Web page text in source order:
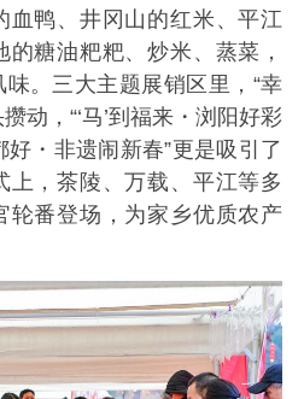
血鸭、井冈山的红米、平江
糖油粑粑、炒米、蒸菜，
。三大主题展销区里，“幸
动，“‘马’到福来・浏阳好彩
好・非遗闹新春”更是吸引了
上，茶陵、万载、平江等多
轮番登场，为家乡优质农产